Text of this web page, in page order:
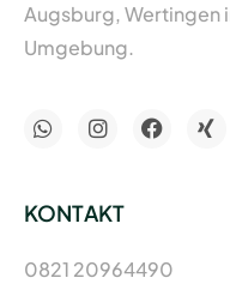
Augsburg, Wertingen
Umgebung.
KONTAKT
0821 20964490